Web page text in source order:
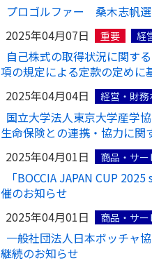
プロゴルファー 桑木志帆
2025年04月07日
重要 経
自己株式の取得状況に関す
項の規定による定款の定めに
2025年04月04日
経営・財務
国立大学法人東京大学産学
生命保険との連携・協力に関
2025年04月01日
商品・サー
「BOCCIA JAPAN CUP
催のお知らせ
2025年04月01日
商品・サー
一般社団法人日本ボッチャ
継続のお知らせ